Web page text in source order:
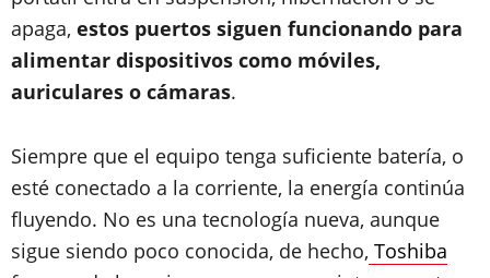
apaga, estos puertos siguen funcionando para
alimentar dispositivos como móviles,
auriculares o cámaras.
Siempre que el equipo tenga suficiente batería, o
esté conectado a la corriente, la energía continúa
fluyendo. No es una tecnología nueva, aunque
sigue siendo poco conocida, de hecho, Toshiba